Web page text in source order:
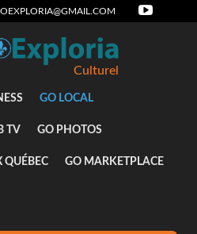
Culturel
GO LOCAL
TV GO PHOTOS
QUÉBEC GO MARKETPLACE